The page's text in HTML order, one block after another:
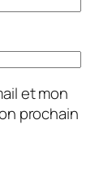
et mon
prochain